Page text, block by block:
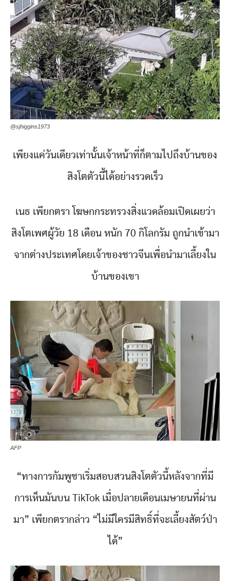
@sjhiggins1973
เพียงแค่วันเดียวเท่านั้นเจ้าหน้าที่ก็ตามไปถึงบ้านของ
สิงโตตัวนี้ได้อย่างรวดเร็ว
เนธ เพียกตรา โฆษกกระทรวงสิ่งแวดล้อมเปิดเผยว่า
สิงโตเพศผู้วัย 18 เดือน หนัก 70 กิโลกรัม ถูกนำเข้ามา
จากต่างประเทศโดยเจ้าของชาวจีนเพื่อนำมาเลี้ยงใน
บ้านของเขา
AFP
“ทางการกัมพูชาเริ่มสอบสวนสิงโตตัวนี้หลังจากที่มี
การเห็นมันบน TikTok เมื่อปลายเดือนเมษายนที่ผ่าน
มา” เพียกตรากล่าว “ไม่มีใครมีสิทธิ์ที่จะเลี้ยงสัตว์ป่า
ได้”